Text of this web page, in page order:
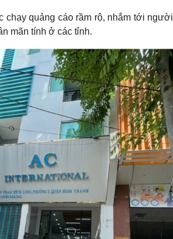
chạy quảng cáo rầm rộ, nhắm tới người
mãn tính ở các tỉnh.